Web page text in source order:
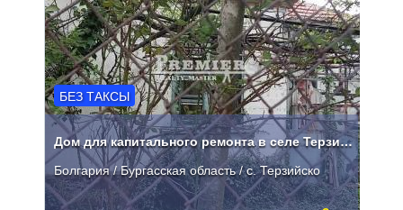
БЕЗ ТАКСЫ
Дом для капитального ремонта в селе Терзийско.
Болгария / Бургасская область / с. Терзийско